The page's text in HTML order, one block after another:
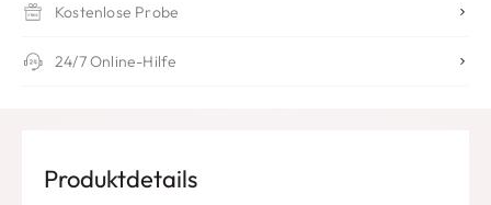
Kostenlose Probe
24/7 Online-Hilfe
Produktdetails